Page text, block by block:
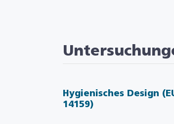
Hygienisches Design
14159)